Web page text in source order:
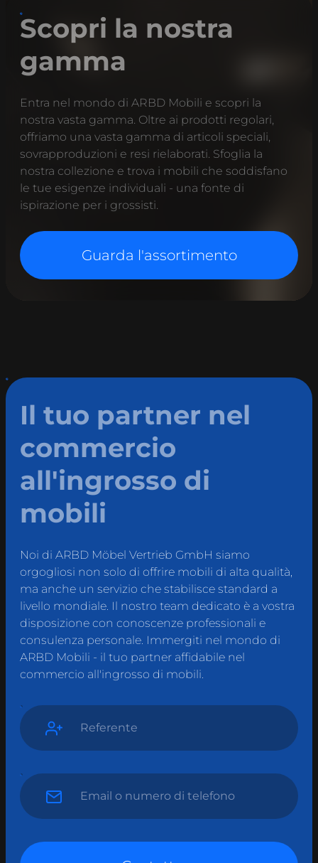
Scopri la nostra
gamma
Entra nel mondo di ARBD Mobili e scopri la
nostra vasta gamma. Oltre ai prodotti regolari,
offriamo una vasta gamma di articoli speciali,
sovrapproduzioni e resi rielaborati. Sfoglia la
nostra collezione e trova i mobili che soddisfano
le tue esigenze individuali - una fonte di
ispirazione per i grossisti.
Guarda l'assortimento
Il tuo partner nel
commercio
all'ingrosso di
mobili
Noi di ARBD Möbel Vertrieb GmbH siamo
orgogliosi non solo di offrire mobili di alta qualità,
ma anche un servizio che stabilisce standard a
livello mondiale. Il nostro team dedicato è a vostra
disposizione con conoscenze professionali e
consulenza personale. Immergiti nel mondo di
ARBD Mobili - il tuo partner affidabile nel
commercio all'ingrosso di mobili.